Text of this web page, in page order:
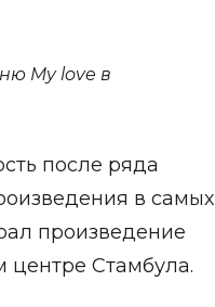
My love в
после ряда
в самых
произведение
центре Стамбула.